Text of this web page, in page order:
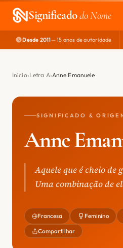
Significadodo Nome
EXPLORAR
NOME PERFEITO
Desde 2011— 15 anos de autoridade
Início Letra A Anne Emanuele
SIGNIFICADO &
Anne
Aquele que é cheio de
Uma combinação de
Francesa Feminino
Compartilhar